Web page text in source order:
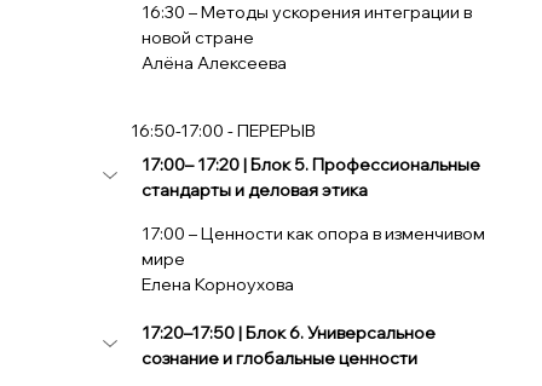
16:30 – Методы ускорения интеграции в
новой стране
Алёна Алексеева
16:50-17:00 - ПЕРЕРЫВ
17:00– 17:20 | Блок 5. Профессиональные
стандарты и деловая этика
17:00 – Ценности как опора в изменчивом
мире
Елена Корноухова
17:20–17:50 | Блок 6. Универсальное
сознание и глобальные ценности